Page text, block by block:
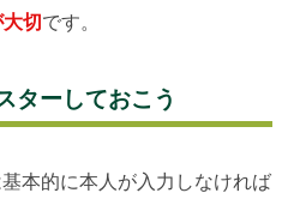
切です。
ターしておこう
本的に本人が入力しなければ